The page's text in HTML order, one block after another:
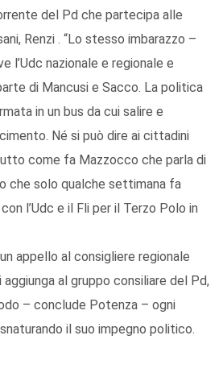
del Pd che partecipa alle
Renzi . “Lo stesso imbarazzo –
l’Udc nazionale e regionale e
di Mancusi e Sacco. La politica
in un bus da cui salire e
Né si può dire ai cittadini
come fa Mazzocco che parla di
che solo qualche settimana fa
l’Udc e il Fli per il Terzo Polo in
appello al consigliere regionale
al gruppo consiliare del Pd,
– conclude Potenza – ogni
il suo impegno politico.